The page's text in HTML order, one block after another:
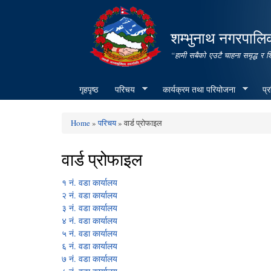
शम्भुनाथ
“हामी सबैको एउटै चाहना समृद्ध र
गृहपृष्ठ परिचय कार्यक्रम तथा परियोजना
Home»परिचय» वार्ड प्रोफाइल
वार्ड प्रोफाइल
१ नं. वडा कार्यालय
२ नं. वडा कार्यालय
३ नं. वडा कार्यालय
४ नं. वडा कार्यालय
५ नं. वडा कार्यालय
६ नं. वडा कार्यालय
७ नं. वडा कार्यालय